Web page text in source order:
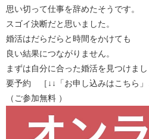
思い切って仕事を辞めたそうです。
スゴイ決断だと思いました。
婚活はだらだらと時間をかけても
良い結果につながりません。
まずは自分に合った婚活を見つけまし
要予約 ［↓↓「お申し込みはこちら」
（ご参加無料 ）